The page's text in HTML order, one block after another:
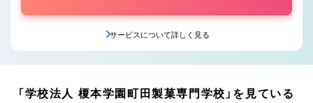
サービスについて詳しく見る
「学校法人 榎本学園町田製菓専門学校」を見ている